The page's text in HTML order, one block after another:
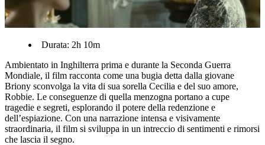
Durata: 2h 10m
Ambientato in Inghilterra prima e durante la Seconda Guerra
Mondiale, il film racconta come una bugia detta dalla giovane
Briony sconvolga la vita di sua sorella Cecilia e del suo amore,
Robbie. Le conseguenze di quella menzogna portano a cupe
tragedie e segreti, esplorando il potere della redenzione e
dell’espiazione. Con una narrazione intensa e visivamente
straordinaria, il film si sviluppa in un intreccio di sentimenti e rimorsi
che lascia il segno.